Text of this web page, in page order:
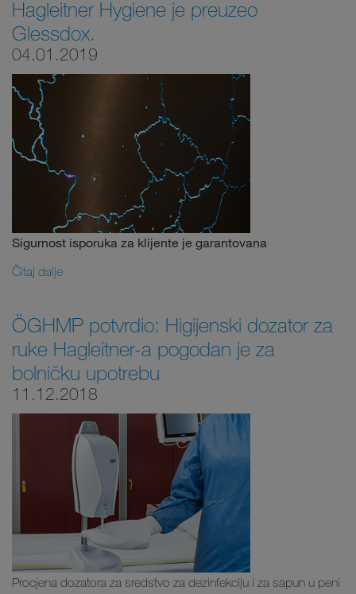
Hagleitner Hygiene je preuzeo
Glessdox.
04.01.2019
Sigurnost isporuka za klijente je garantovana
Čitaj dalje
ÖGHMP potvrdio: Higijenski dozator za
ruke Hagleitner-a pogodan je za
bolničku upotrebu
11.12.2018
Procjena dozatora za sredstvo za dezinfekciju i za sapun u peni